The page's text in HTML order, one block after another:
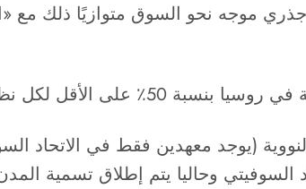
نحو السوق متوازيًا ذلك مع
(يوجد معهدين فقط في الاتحاد
وحاليا يتم إطلاق تسمية